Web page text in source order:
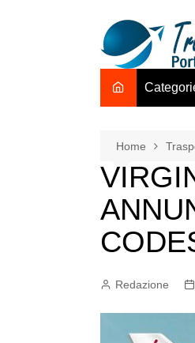
TO
Trasporti
Hotel
Home
Redazione